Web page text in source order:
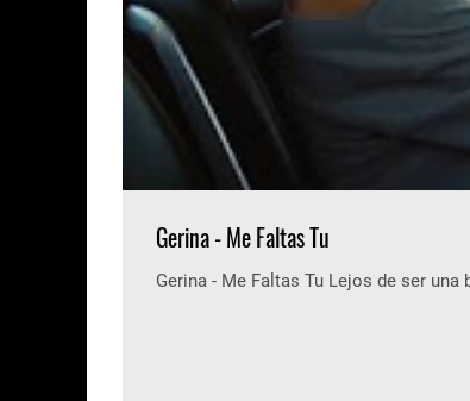
Gerina - Me Faltas Tu
Gerina - Me Faltas Tu Lejos de ser